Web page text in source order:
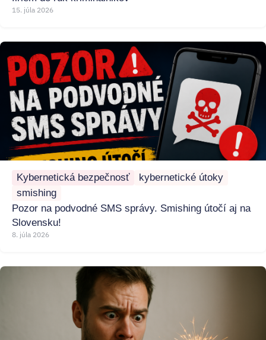
15. júla 2026
Kybernetická bezpečnosť
kybernetické útoky
smishing
Pozor na podvodné SMS správy. Smishing útočí aj na
Slovensku!
8. júla 2026